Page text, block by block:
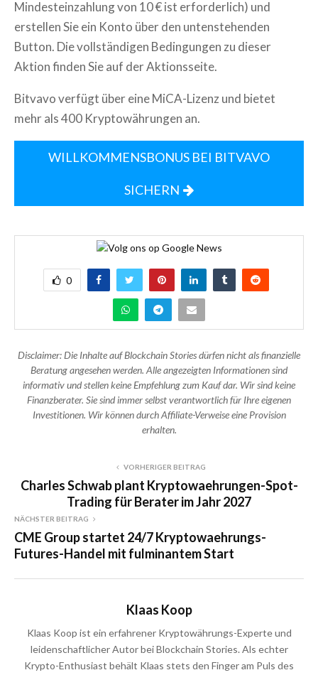
Mindesteinzahlung von 10 € ist erforderlich) und
erstellen Sie ein Konto über den untenstehenden
Button. Die vollständigen Bedingungen zu dieser
Aktion finden Sie auf der Aktionsseite.
Bitvavo verfügt über eine MiCA-Lizenz und bietet
mehr als 400 Kryptowährungen an.
WILLKOMMENSBONUS BEI BITVAVO
SICHERN
0
Disclaimer: Die Inhalte auf Blockchain Stories dürfen nicht als finanzielle
Beratung angesehen werden. Alle angezeigten Informationen sind
informativ und stellen keine Empfehlung zum Kauf dar. Wir sind keine
Finanzberater. Sie sind immer selbst verantwortlich für Ihre eigenen
Investitionen. Wir können durch Affiliate-Verweise eine Provision
erhalten.
VORHERIGER BEITRAG
Charles Schwab plant Kryptowaehrungen-Spot-
Trading für Berater im Jahr 2027
NÄCHSTER BEITRAG
CME Group startet 24/7 Kryptowaehrungs-
Futures-Handel mit fulminantem Start
Klaas Koop
Klaas Koop ist ein erfahrener Kryptowährungs-Experte und
leidenschaftlicher Autor bei Blockchain Stories. Als echter
Krypto-Enthusiast behält Klaas stets den Finger am Puls des